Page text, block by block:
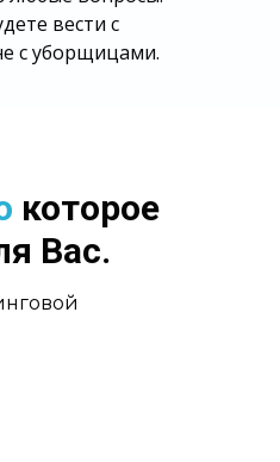
вести с
с уборщицами.
которое
Вас.